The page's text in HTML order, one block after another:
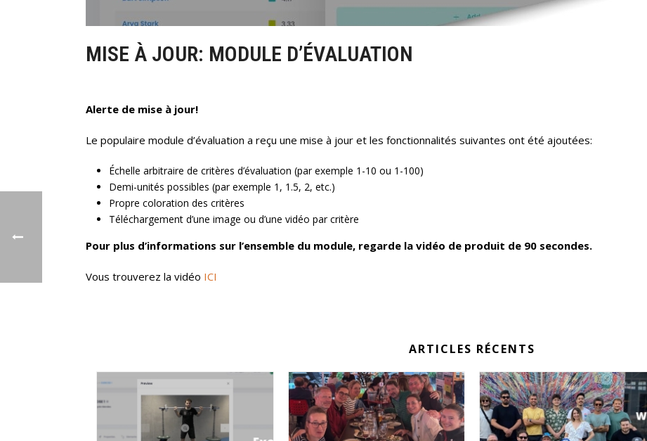
MISE À JOUR: MODULE D’ÉVALUATION
Alerte de mise à jour!
Le populaire module d’évaluation a reçu une mise à jour et les fonctionnalités suivantes ont été ajoutées:
Échelle arbitraire de critères d’évaluation (par exemple 1-10 ou 1-100)
Demi-unités possibles (par exemple 1, 1.5, 2, etc.)
Propre coloration des critères
Téléchargement d’une image ou d’une vidéo par critère
Pour plus d’informations sur l’ensemble du module, regarde la vidéo de produit de 90 secondes.
Vous trouverez la vidéo ICI
ARTICLES RÉCENTS